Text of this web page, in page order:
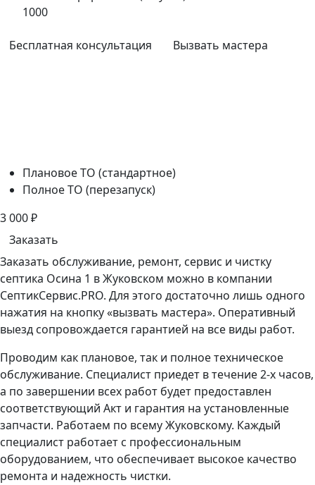
1000
Бесплатная консультация Вызвать мастера
Плановое ТО (стандартное)
Полное ТО (перезапуск)
3 000₽
Заказать
Заказать обслуживание, ремонт, сервис и чистку
септика Осина 1 в Жуковском можно в компании
СептикСервис.PRO. Для этого достаточно лишь одного
нажатия на кнопку «вызвать мастера». Оперативный
выезд сопровождается гарантией на все виды работ.
Проводим как плановое, так и полное техническое
обслуживание. Специалист приедет в течение 2-х часов,
а по завершении всех работ будет предоставлен
соответствующий Акт и гарантия на установленные
запчасти. Работаем по всему Жуковскому. Каждый
специалист работает с профессиональным
оборудованием, что обеспечивает высокое качество
ремонта и надежность чистки.